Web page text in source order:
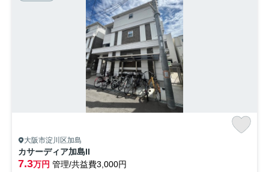
大阪市淀川区加島
カサーディア加島II
7.3万円 管理/共益費3,000円